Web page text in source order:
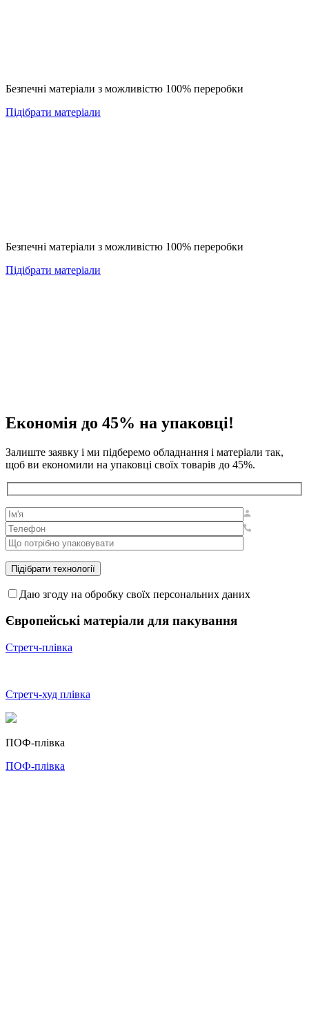
Безпечні матеріали з можливістю 100% переробки
Підібрати матеріали
Безпечні матеріали з можливістю 100% переробки
Підібрати матеріали
Економія до 45% на упаковці!
Залиште заявку і ми підберемо обладнання і матеріали так,
щоб ви економили на упаковці своїх товарів до 45%.
Даю згоду на обробку своїх персональних даних
Європейські матеріали для пакування
Стретч-плівка
Стретч-худ плівка
ПОФ-плівка
ПОФ-плівка